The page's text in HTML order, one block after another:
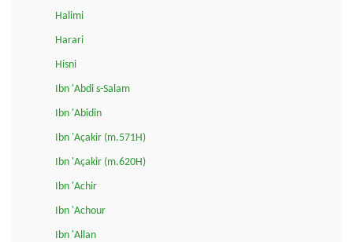
Halimi
Harari
Hisni
Ibn 'Abdi s-Salam
Ibn 'Abidin
Ibn 'Açakir (m.571H)
Ibn 'Açakir (m.620H)
Ibn 'Achir
Ibn 'Achour
Ibn 'Allan